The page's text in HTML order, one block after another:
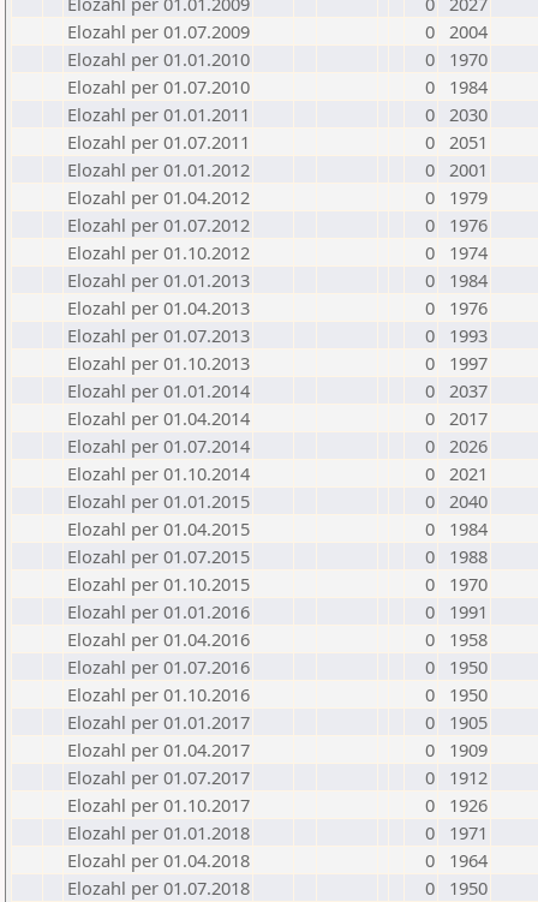
Elozahl per 01.07.2009
0 2004
Elozahl per 01.01.2010
0
1970
Elozahl per 01.07.2010
0
1984
Elozahl per 01.01.2011
0 2030
Elozahl per 01.07.2011
0 2051
Elozahl per 01.01.2012
0 2001
Elozahl per 01.04.2012
0
1979
Elozahl per 01.07.2012
0
1976
Elozahl per 01.10.2012
0
1974
Elozahl per 01.01.2013
0
1984
Elozahl per 01.04.2013
0
1976
Elozahl per 01.07.2013
0
1993
Elozahl per 01.10.2013
0
1997
Elozahl per 01.01.2014
0 2037
Elozahl per 01.04.2014
0 2017
Elozahl per 01.07.2014
0 2026
Elozahl per 01.10.2014
0 2021
Elozahl per 01.01.2015
0 2040
Elozahl per 01.04.2015
0
1984
Elozahl per 01.07.2015
0
1988
Elozahl per 01.10.2015
0
1970
Elozahl per 01.01.2016
0
1991
Elozahl per 01.04.2016
0
1958
Elozahl per 01.07.2016
0
1950
Elozahl per 01.10.2016
0
1950
Elozahl per 01.01.2017
0
1905
Elozahl per 01.04.2017
0
1909
Elozahl per 01.07.2017
0
1912
Elozahl per 01.10.2017
0
1926
Elozahl per 01.01.2018
0
1971
Elozahl per 01.04.2018
0
1964
Elozahl per 01.07.2018
0
1950